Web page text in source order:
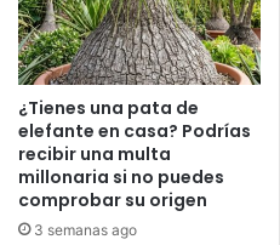
¿Tienes una pata de
elefante en casa? Podrías
recibir una multa
millonaria si no puedes
comprobar su origen
3 semanas ago